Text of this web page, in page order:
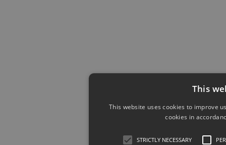
This
This website uses cookies to improve
cookies in
STRICTLY NECESSARY